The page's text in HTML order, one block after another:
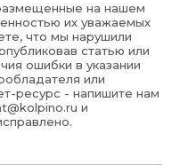
на нашем
их уважаемых
что мы нарушили
статью или
ошибки в указании
или
ресурс - напишите нам
и